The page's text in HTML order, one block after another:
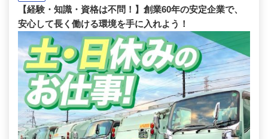
【経験・知識・資格は不問！】創業60年の安定企業で、
安心して長く働ける環境を手に入れよう！